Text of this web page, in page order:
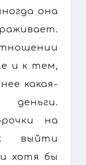
она
и к тем,
какая-
на
выйти
хотя бы